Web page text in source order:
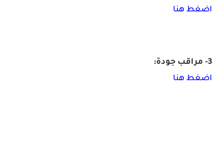
اضغط هنا
3- مراقب جودة:
اضغط هنا